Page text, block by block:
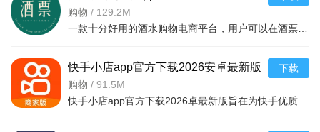
购物 / 129.2M
快手小店app官方下载2026安卓最新版
v7.2.40.481安卓最新版
购物 / 91.5M
下载